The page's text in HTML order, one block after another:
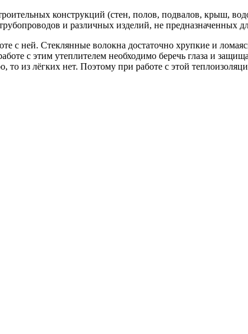
конструкций (стен, полов, подвалов, крыш,
и различных изделий, не предназначенных
с ней. Стеклянные волокна достаточно хрупкие и
с этим утеплителем необходимо беречь глаза и
то из лёгких нет. Поэтому при работе с этой